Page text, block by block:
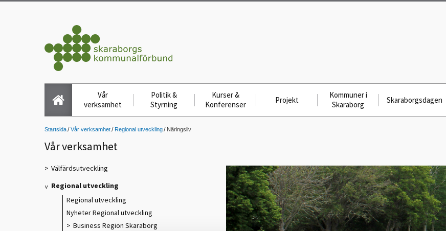
Vår
verksamhet
Politik &
Styrning
Kurser &
Konferenser
Projekt
Kommuner i
Skaraborg
Skaraborgsdagen
Startsida Vår verksamhet Regional utveckling Näringsliv
Vår verksamhet
Välfärdsutveckling
Regional utveckling
Regional utveckling
Nyheter Regional utveckling
Business Region Skaraborg